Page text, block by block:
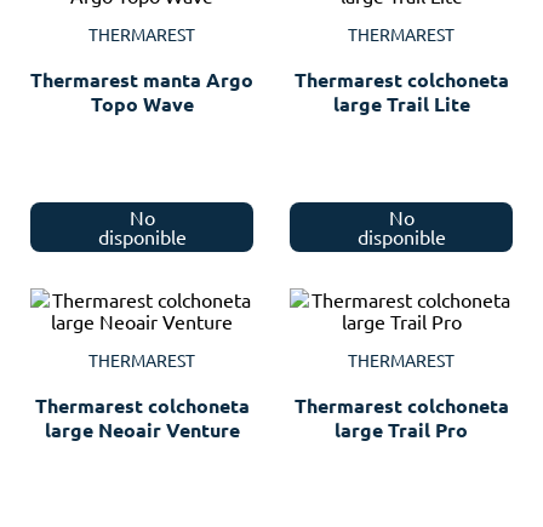
THERMAREST
Thermarest manta Argo
Topo Wave
No
disponible
THERMAREST
Thermarest colchoneta
large Trail Lite
No
disponible
THERMAREST
Thermarest colchoneta
large Neoair Venture
THERMAREST
Thermarest colchoneta
large Trail Pro